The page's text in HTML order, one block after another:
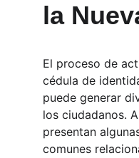
la
El proceso de
cédula de
puede generar
los ciudadanos.
presentan
comunes